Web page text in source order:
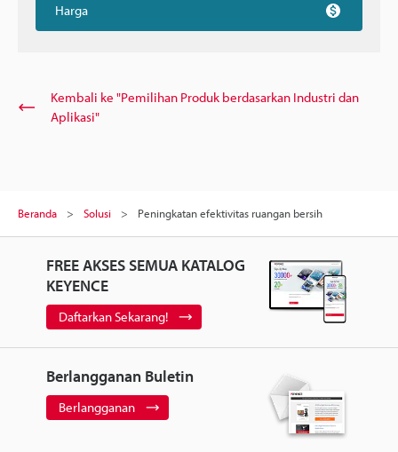
Harga
Kembali ke "Pemilihan Produk berdasarkan Industri dan
Aplikasi"
Beranda Solusi Peningkatan efektivitas ruangan bersih
FREE AKSES SEMUA KATALOG
KEYENCE
Daftarkan Sekarang!
Berlangganan Buletin
Berlangganan